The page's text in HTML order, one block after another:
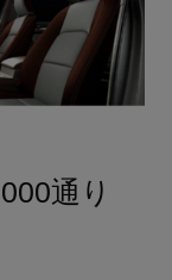
通り